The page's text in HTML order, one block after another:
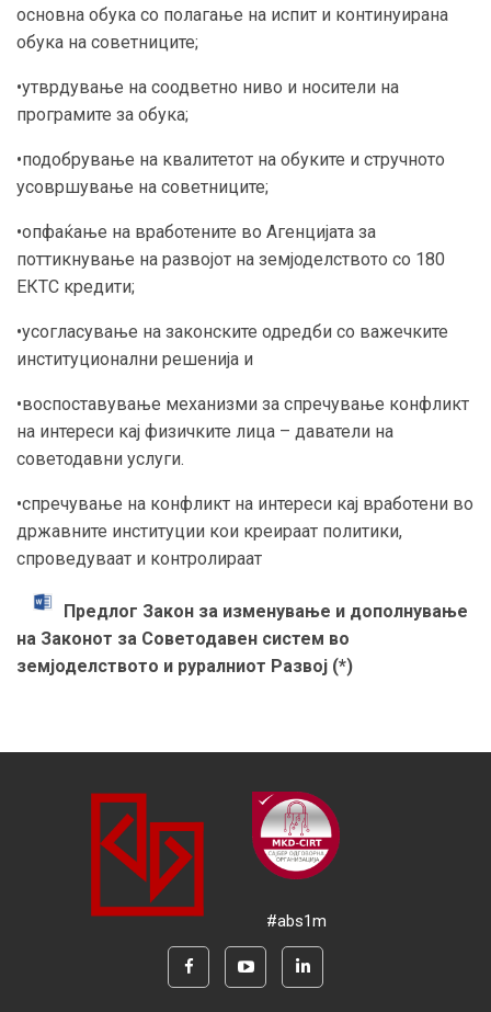
основна обука со полагање на испит и континуирана
обука на советниците;
•утврдување на соодветно ниво и носители на
програмите за обука;
•подобрување на квалитетот на обуките и стручното
усовршување на советниците;
•опфаќање на вработените во Агенцијата за
поттикнување на развојот на земјоделството со 180
ЕКТС кредити;
•усогласување на законските одредби со важечките
институционални решенија и
•воспоставување механизми за спречување конфликт
на интереси кај физичките лица – даватели на
советодавни услуги.
•спречување на конфликт на интереси кај вработени во
државните институции кои креираат политики,
спроведуваат и контролираат
Предлог Закон за изменување и дополнување
на Законот за Советодавен систем во
земјоделството и руралниот Развој (*)
#abs1m